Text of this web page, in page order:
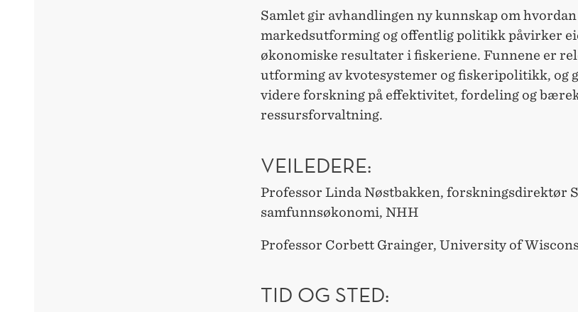
Samlet gir avhandlingen ny kunnskap om hvordan
markedsutforming og offentlig politikk påvirker
økonomiske resultater i fiskeriene. Funnene er
utforming av kvotesystemer og fiskeripolitikk, og
videre forskning på effektivitet, fordeling og
ressursforvaltning.
VEILEDERE:
Professor Linda Nøstbakken, forskningsdirektør
samfunnsøkonomi, NHH
Professor Corbett Grainger, University of
TID OG STED: